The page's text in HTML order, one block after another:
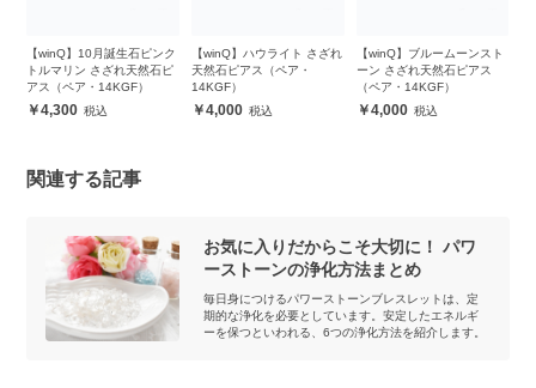
【winQ】10月誕生石ピンク
トルマリン さざれ天然石ピ
アス（ペア・14KGF）
4,300
【winQ】ハウライト さざれ
天然石ピアス（ペア・
14KGF）
4,000
【winQ】ブルームーンスト
ーン さざれ天然石ピアス
（ペア・14KGF）
4,000
関連する記事
お気に入りだからこそ大切に！ パワ
ーストーンの浄化方法まとめ
毎日身につけるパワーストーンブレスレットは、定
期的な浄化を必要としています。安定したエネルギ
ーを保つといわれる、6つの浄化方法を紹介します。